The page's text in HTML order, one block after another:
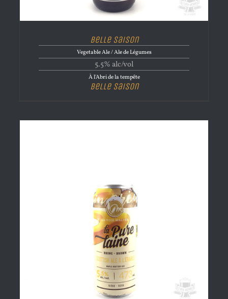
Belle Saison
Vegetable Ale / Ale de Légumes
5.5% alc/vol
À l'Abri de la tempête
Belle Saison